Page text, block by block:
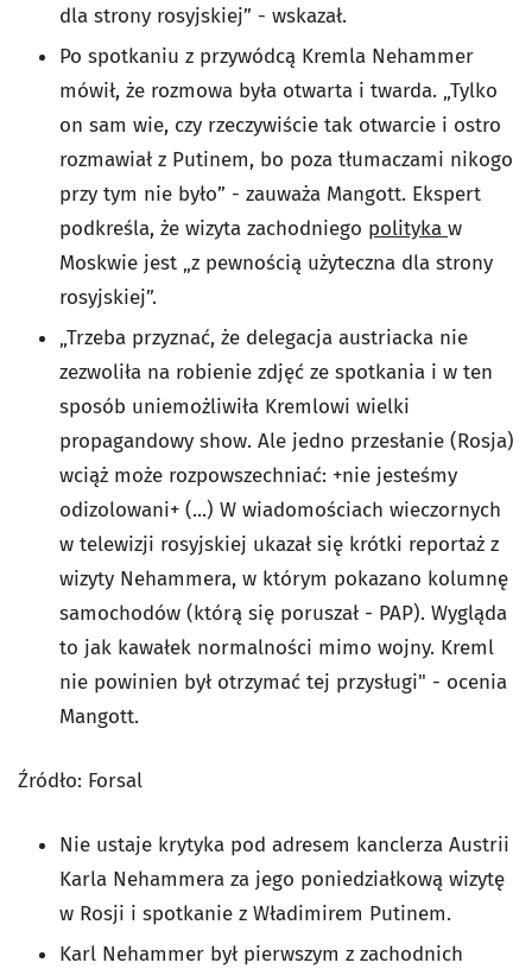
dla strony rosyjskiej” - wskazał.
Po spotkaniu z przywódcą Kremla Nehammer
mówił, że rozmowa była otwarta i twarda. „Tylko
on sam wie, czy rzeczywiście tak otwarcie i ostro
rozmawiał z Putinem, bo poza tłumaczami nikogo
przy tym nie było” - zauważa Mangott. Ekspert
podkreśla, że wizyta zachodniego polityka w
Moskwie jest „z pewnością użyteczna dla strony
rosyjskiej”.
„Trzeba przyznać, że delegacja austriacka nie
zezwoliła na robienie zdjęć ze spotkania i w ten
sposób uniemożliwiła Kremlowi wielki
propagandowy show. Ale jedno przesłanie (Rosja)
wciąż może rozpowszechniać: +nie jesteśmy
odizolowani+ (...) W wiadomościach wieczornych
w telewizji rosyjskiej ukazał się krótki reportaż z
wizyty Nehammera, w którym pokazano kolumnę
samochodów (którą się poruszał - PAP). Wygląda
to jak kawałek normalności mimo wojny. Kreml
nie powinien był otrzymać tej przysługi" - ocenia
Mangott.
Źródło: Forsal
Nie ustaje krytyka pod adresem kanclerza Austrii
Karla Nehammera za jego poniedziałkową wizytę
w Rosji i spotkanie z Władimirem Putinem.
Karl Nehammer był pierwszym z zachodnich